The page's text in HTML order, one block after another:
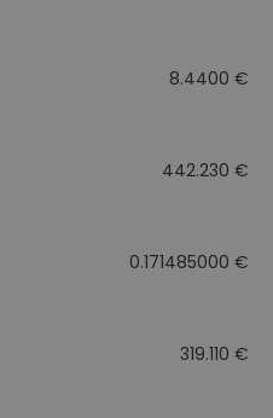
8.4400 €
442.230 €
0.171485000 €
319.110 €